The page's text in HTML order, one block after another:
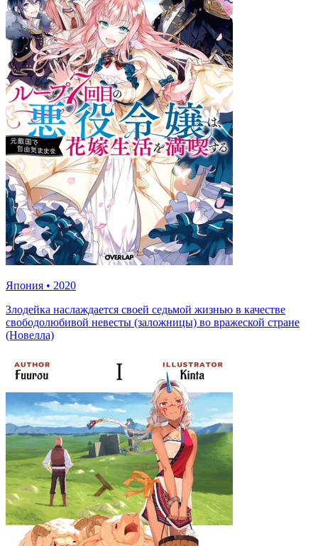
Япония • 2020
Злодейка наслаждается своей седьмой жизнью в качестве
свободолюбивой невесты (заложницы) во вражеской стране
(Новелла)